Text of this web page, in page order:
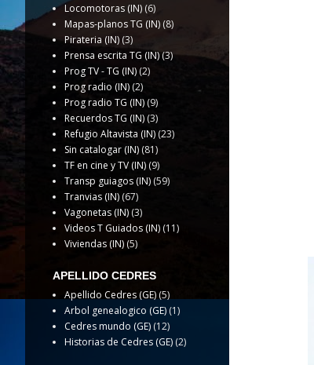
Locomotoras (IN) (6)
Mapas-planos TG (IN) (8)
Pirateria (IN) (3)
Prensa escrita TG (IN)(3)
Prog TV - TG (IN) (2)
Prog radio (IN) (2)
Prog radio TG (IN) (9)
Recuerdos TG (IN) (3)
Refugio Altavista (IN) (23)
Sin catalogar (IN) (81)
TF en cine y TV (IN) (9)
Transp guiagos (IN)(59)
Tranvias (IN) (67)
Vagonetas (IN) (3)
Videos T Guiados (IN) (11)
Viviendas (IN) (5)
APELLIDO CEDRES
Apellido Cedres (GE) (5)
Arbol genealogico (GE) (1)
Cedres mundo (GE) (12)
Historias de Cedres (GE) (2)